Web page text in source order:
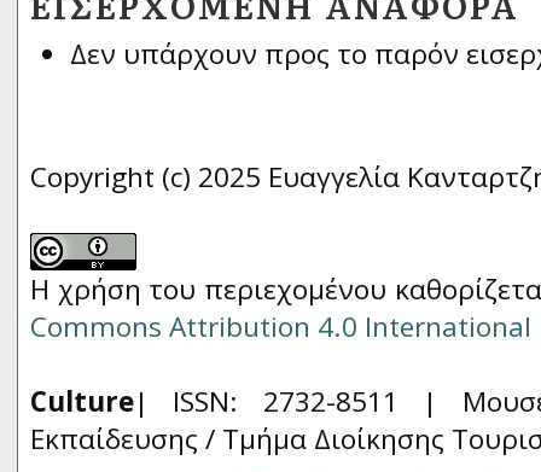
Δεν υπάρχουν προς το παρόν
Copyright (c) 2025 Ευαγγελία
Η χρήση του περιεχομένου
Commons Attribution 4.0 International
Culture| ISSN: 2732-8511 |
Εκπαίδευσης / Τμήμα Διοίκησης